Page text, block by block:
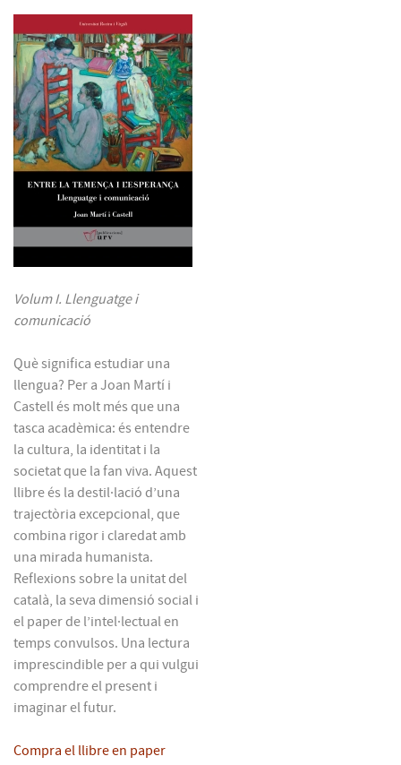
Volum I. Llenguatge i
comunicació
Què significa estudiar una
llengua? Per a Joan Martí i
Castell és molt més que una
tasca acadèmica: és entendre
la cultura, la identitat i la
societat que la fan viva. Aquest
llibre és la destil·lació d’una
trajectòria excepcional, que
combina rigor i claredat amb
una mirada humanista.
Reflexions sobre la unitat del
català, la seva dimensió social i
el paper de l’intel·lectual en
temps convulsos. Una lectura
imprescindible per a qui vulgui
comprendre el present i
imaginar el futur.
Compra el llibre en paper